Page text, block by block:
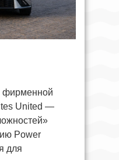
фирменной
United —
Power
для